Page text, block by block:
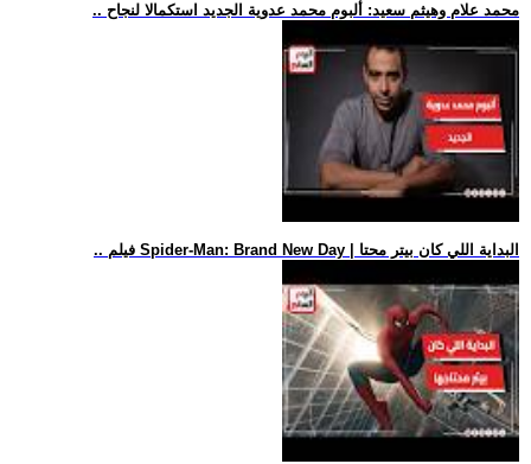
.. محمد علام وهيثم سعيد: ألبوم محمد عدوية الجديد استكمالا لنجاح
.. فيلم Spider-Man: Brand New Day | البداية اللي كان بيتر محتا